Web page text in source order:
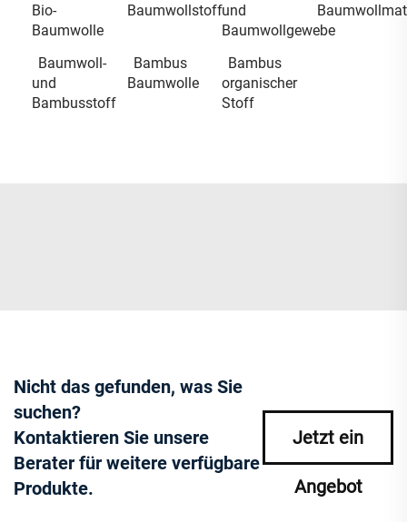
Bio-
Baumwolle
Baumwollstoffund
Baumwollgewebe
Baumwoll-
und
Bambusstoff
Bambus
Baumwolle
Bambus
organischer
Stoff
Nicht das gefunden, was Sie
suchen?
Kontaktieren Sie unsere
Berater für weitere verfügbare
Produkte.
Jetzt ein
Angebot